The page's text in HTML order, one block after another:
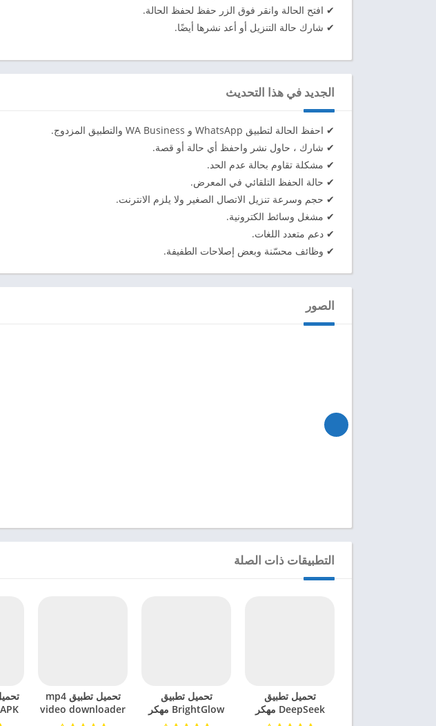
✔ افتح الحالة وانقر فوق الزر حفظ لحفظ الحالة.
✔ شارك حالة التنزيل أو أعد نشرها أيضًا.
الجديد في هذا التحديث
✔ احفظ الحالة لتطبيق WhatsApp و WA Business والتطبيق المزدوج.
✔ شارك ، حاول نشر واحفظ أي حالة أو قصة.
✔ مشكلة تقاوم بحالة عدم الحد.
✔ حالة الحفظ التلقائي في المعرض.
✔ حجم وسرعة تنزيل الاتصال الصغير ولا يلزم الانترنت.
✔ مشغل وسائط الكترونية.
✔ دعم متعدد اللغات.
✔ وظائف محسّنة وبعض إصلاحات الطفيفة.
الصور
التطبيقات ذات الصلة
تحميل تطبيق
DeepSeek مهكر
للاندرويد 2025
تحميل تطبيق
BrightGlow مهكر
للاندرويد 2024
تحميل تطبيق mp4
video downloader
مهكر للاندرويد 2024